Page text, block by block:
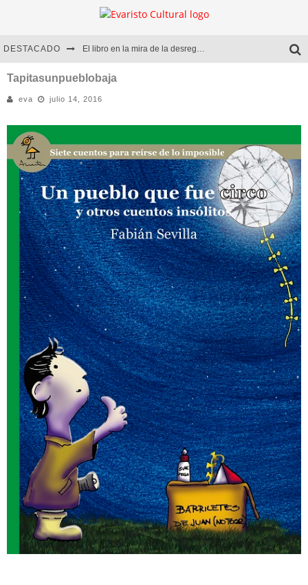
DESTACADO El libro en la mira de la desregulación
Marcelo Rubio | El llovedor
Diego Meret | Hotel Acapulco
Tapitasunpueblobaja
eva julio 14, 2016